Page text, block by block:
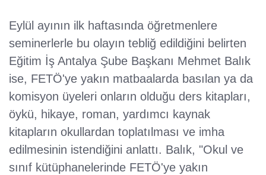
Eylül ayının ilk haftasında öğretmenlere
seminerlerle bu olayın tebliğ edildiğini belirten
Eğitim İş Antalya Şube Başkanı Mehmet Balık
ise, FETÖ'ye yakın matbaalarda basılan ya da
komisyon üyeleri onların olduğu ders kitapları,
öykü, hikaye, roman, yardımcı kaynak
kitapların okullardan toplatılması ve imha
edilmesinin istendiğini anlattı. Balık, "Okul ve
sınıf kütüphanelerinde FETÖ'ye yakın